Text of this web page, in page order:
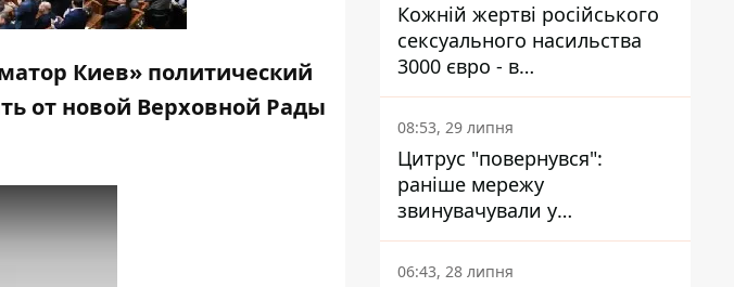
Киев» политический
от новой Верховной Рады
Кожній жертві російського
сексуального насильства
3000 євро - в
Мінсоцполітики пояснили
Інформатору, звідки на це
гроші
08:53, 29 липня
Цитрус "повернувся":
раніше мережу
звинувачували у
контрабанді техніки та
ухиленні від сплати
06:43, 28 липня